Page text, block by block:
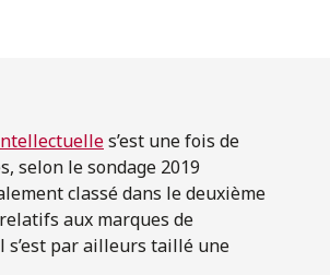
s’est une fois de
selon le sondage 2019
classé dans le deuxième
aux marques de
s’est par ailleurs taillé une